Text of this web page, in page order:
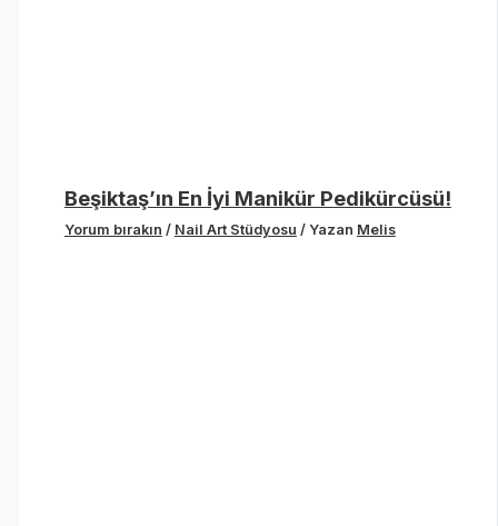
Beşiktaş’ın En İyi Manikür Pedikürcüsü!
Yorum bırakın / Nail Art Stüdyosu / Yazan Melis